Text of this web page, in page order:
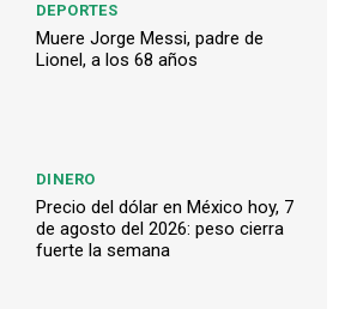
DEPORTES
Muere Jorge Messi, padre de
Lionel, a los 68 años
DINERO
Precio del dólar en México hoy, 7
de agosto del 2026: peso cierra
fuerte la semana